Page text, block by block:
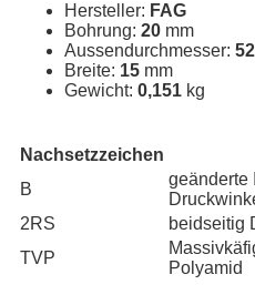
Hersteller: FAG
Bohrung: 20 mm
Aussendurchmesser: 52
Breite: 15 mm
Gewicht: 0,151 kg
Nachsetzzeichen
B
geänderte
2RS
beidseitig
TVP
Polyamid